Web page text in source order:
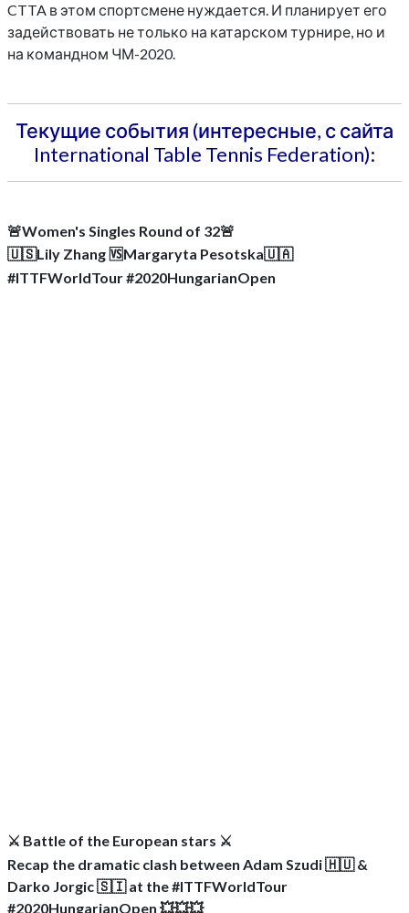
CTTA в этом спортсмене нуждается. И планирует его
задействовать не только на катарском турнире, но и
на командном ЧМ-2020.
Текущие события (интересные, с сайта
International Table Tennis Federation):
🚨Women's Singles Round of 32🚨
🇺🇸Lily Zhang 🆚Margaryta Pesotska🇺🇦
#ITTFWorldTour #2020HungarianOpen
⚔️ Battle of the European stars ⚔️
Recap the dramatic clash between Adam Szudi 🇭🇺 &
Darko Jorgic 🇸🇮 at the #ITTFWorldTour
#2020HungarianOpen 💥💥💥